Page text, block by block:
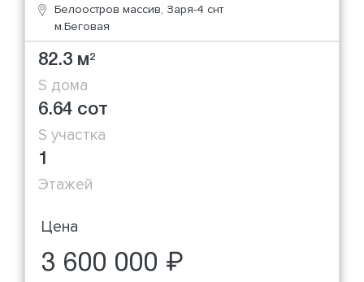
Белоостров массив, Заря-4 снт
м.Беговая
82.3 м2
S дома
6.64 сот
S участка
1
Этажей
Цена
3 600 000 ₽